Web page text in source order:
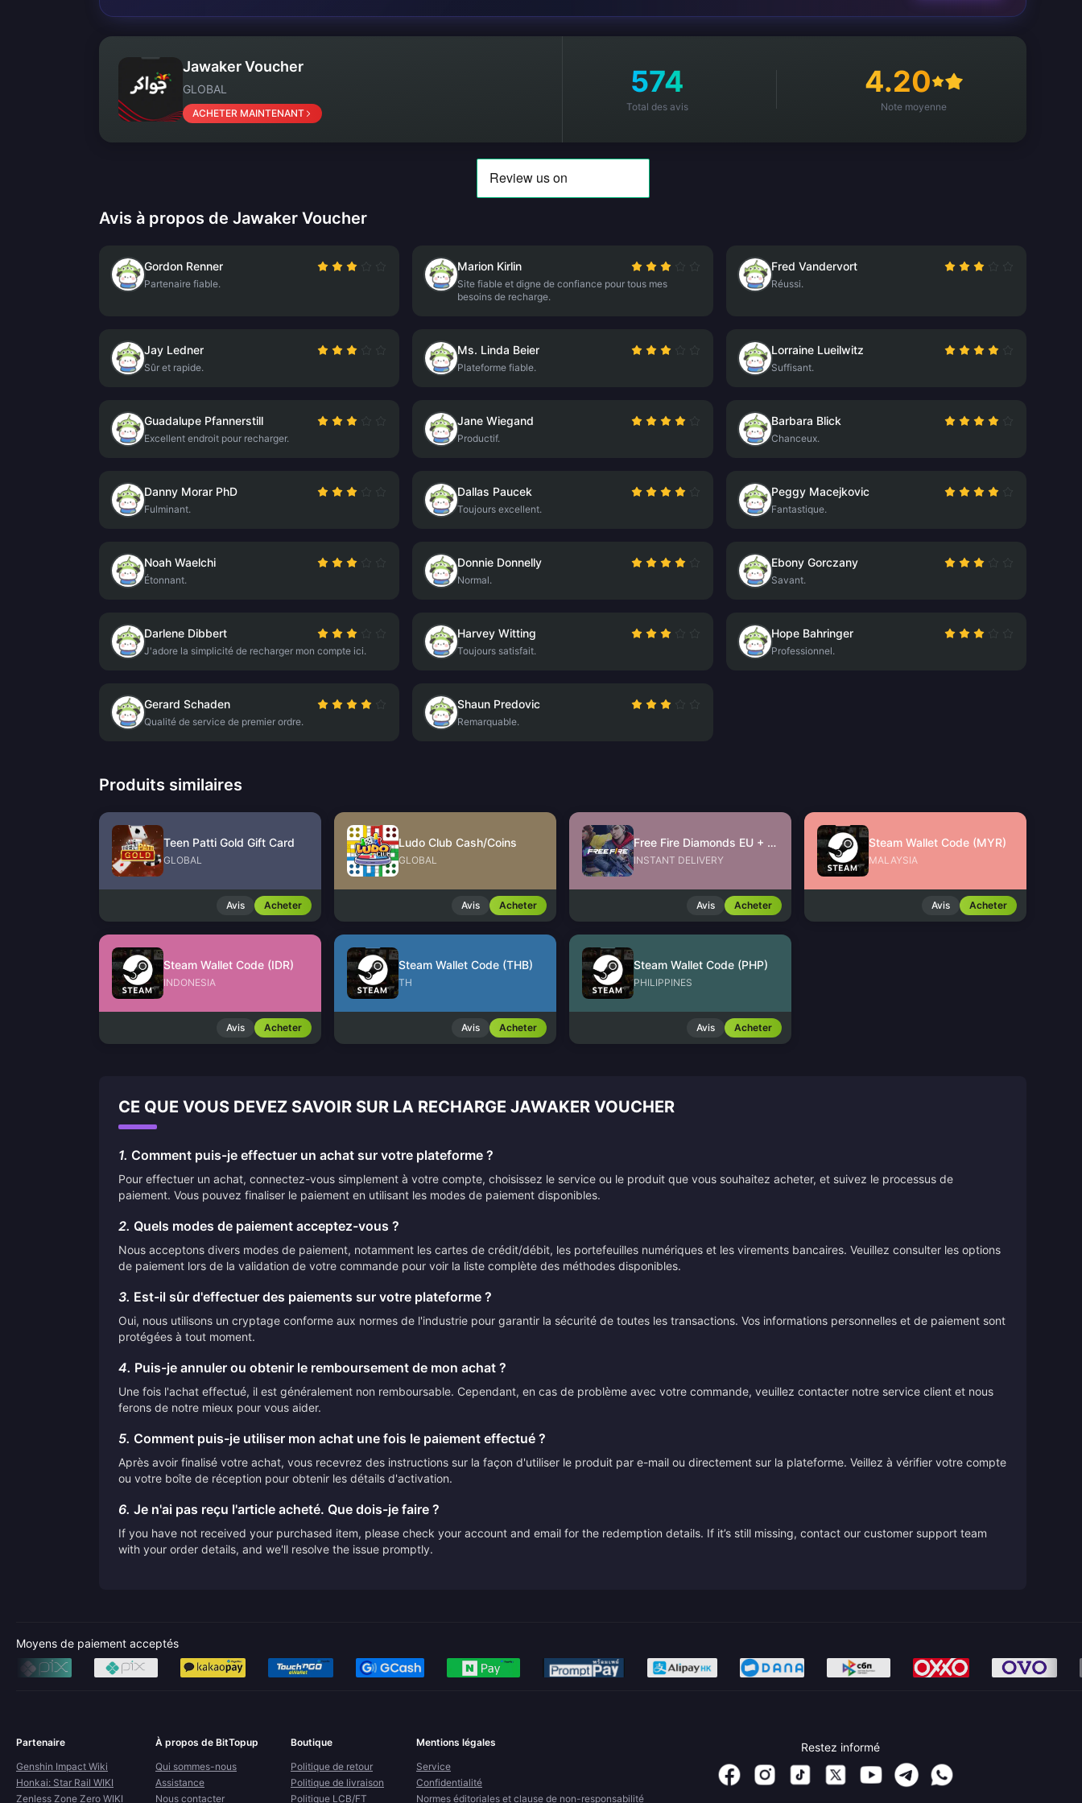
Jawaker Voucher
GLOBAL
ACHETER MAINTENANT
574
Total des avis
4.20
Note moyenne
Avis à propos de Jawaker Voucher
Gordon Renner
Partenaire fiable.
Marion Kirlin
Site fiable et digne de confiance pour tous mes
besoins de recharge.
Fred Vandervort
Réussi.
Jay Ledner
Sûr et rapide.
Ms. Linda Beier
Plateforme fiable.
Lorraine Lueilwitz
Suffisant.
Guadalupe Pfannerstill
Excellent endroit pour recharger.
Jane Wiegand
Productif.
Barbara Blick
Chanceux.
Danny Morar PhD
Fulminant.
Dallas Paucek
Toujours excellent.
Peggy Macejkovic
Fantastique.
Noah Waelchi
Étonnant.
Donnie Donnelly
Normal.
Ebony Gorczany
Savant.
Darlene Dibbert
J'adore la simplicité de recharger mon compte ici.
Harvey Witting
Toujours satisfait.
Hope Bahringer
Professionnel.
Gerard Schaden
Qualité de service de premier ordre.
Shaun Predovic
Remarquable.
Produits similaires
Teen Patti Gold Gift Card
GLOBAL
Avis Acheter
Ludo Club Cash/Coins
GLOBAL
Avis Acheter
Free Fire Diamonds EU + TR
INSTANT DELIVERY
Avis Acheter
Steam Wallet Code (MYR)
MALAYSIA
Avis Acheter
Steam Wallet Code (IDR)
INDONESIA
Avis Acheter
Steam Wallet Code (THB)
TH
Avis Acheter
Steam Wallet Code (PHP)
PHILIPPINES
Avis Acheter
CE QUE VOUS DEVEZ SAVOIR SUR LA RECHARGE JAWAKER VOUCHER
1. Comment puis-je effectuer un achat sur votre plateforme ?
Pour effectuer un achat, connectez-vous simplement à votre compte, choisissez le service ou le produit que vous souhaitez acheter, et suivez le processus de
paiement. Vous pouvez finaliser le paiement en utilisant les modes de paiement disponibles.
2. Quels modes de paiement acceptez-vous ?
Nous acceptons divers modes de paiement, notamment les cartes de crédit/débit, les portefeuilles numériques et les virements bancaires. Veuillez consulter les options
de paiement lors de la validation de votre commande pour voir la liste complète des méthodes disponibles.
3. Est-il sûr d'effectuer des paiements sur votre plateforme ?
Oui, nous utilisons un cryptage conforme aux normes de l'industrie pour garantir la sécurité de toutes les transactions. Vos informations personnelles et de paiement sont
protégées à tout moment.
4. Puis-je annuler ou obtenir le remboursement de mon achat ?
Une fois l'achat effectué, il est généralement non remboursable. Cependant, en cas de problème avec votre commande, veuillez contacter notre service client et nous
ferons de notre mieux pour vous aider.
5. Comment puis-je utiliser mon achat une fois le paiement effectué ?
Après avoir finalisé votre achat, vous recevrez des instructions sur la façon d'utiliser le produit par e-mail ou directement sur la plateforme. Veillez à vérifier votre compte
ou votre boîte de réception pour obtenir les détails d'activation.
6. Je n'ai pas reçu l'article acheté. Que dois-je faire ?
If you have not received your purchased item, please check your account and email for the redemption details. If it’s still missing, contact our customer support team
with your order details, and we'll resolve the issue promptly.
Moyens de paiement acceptés
Partenaire
Genshin Impact Wiki
Honkai: Star Rail WIKI
Zenless Zone Zero WIKI
À propos de BitTopup
Qui sommes-nous
Assistance
Nous contacter
Boutique
Politique de retour
Politique de livraison
Politique LCB/FT
Mentions légales
Service
Confidentialité
Normes éditoriales et clause de non-responsabilité
Restez informé